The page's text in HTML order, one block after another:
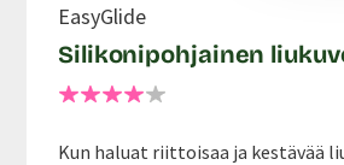
EasyGlide
Silikonipohjainen
Kun haluat riittoisaa ja kestävää